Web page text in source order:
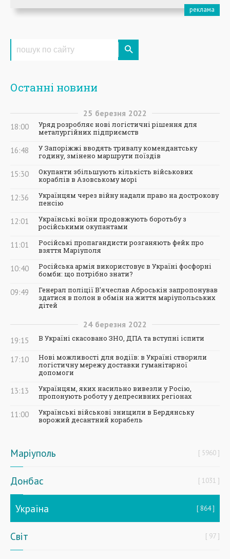
Останні новини
25 березня 2022
18:00
Уряд розробляє нові логістичні рішення для
металургійних підприємств
16:48
У Запоріжжі вводять тривалу комендантську
годину, змінено маршрути поїздів
15:30
Окупанти збільшують кількість військових
кораблів в Азовському морі
12:36
Українцям через війну надали право на дострокову
пенсію
12:01
Українські воїни продовжують боротьбу з
російськими окупантами
11:01
Російські пропагандисти розганяють фейк про
взяття Маріуполя
10:40
Російська армія використовує в Україні фосфорні
бомби: що потрібно знати?
09:49
Генерал поліції В'ячеслав Аброськін запропонував
здатися в полон в обмін на життя маріупольських
дітей
24 березня 2022
19:15 В Україні скасовано ЗНО, ДПА та вступні іспити
17:10
Нові можливості для водіїв: в Україні створили
логістичну мережу доставки гуманітарної
допомоги
13:13
Українцям, яких насильно вивезли у Росію,
пропонують роботу у депресивних регіонах
11:00
Українські військові знищили в Бердянську
ворожий десантний корабель
Маріуполь 5960
Донбас 1031
Україна 864
Світ 97